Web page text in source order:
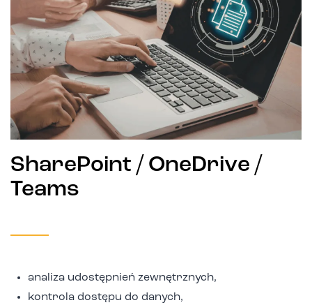
SharePoint / OneDrive /
Teams
analiza udostępnień zewnętrznych,
kontrola dostępu do danych,